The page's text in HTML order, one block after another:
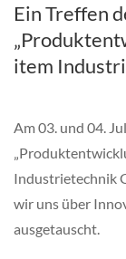
Ein Treffen
item
Am 03. und 04.
Industrietechnik
wir uns über
ausgetauscht.